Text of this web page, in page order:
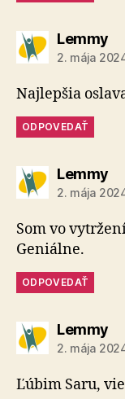
Lemmy
2. mája
Najlepšia
ODPOVEDAŤ
Lemmy
2. mája
Som vo
Geniálne.
ODPOVEDAŤ
Lemmy
2. mája
Ľúbim Saru,